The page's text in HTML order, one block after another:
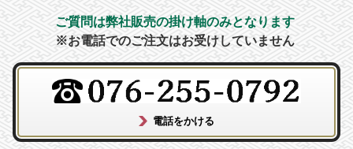
ご質問は弊社販売の掛け軸のみとなります
※お電話でのご注文はお受けしていません